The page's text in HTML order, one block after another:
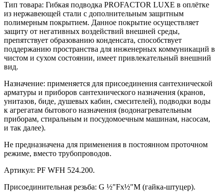
Тип товара: Гибкая подводка PROFACTOR LUXE в оплётке
из нержавеющей стали с дополнительным защитным
полимерным покрытием. Данное покрытие осуществляет
защиту от негативных воздействий внешней среды,
препятствует образованию конденсата, способствует
поддержанию пространства для инженерных коммуникаций в
чистом и сухом состоянии, имеет привлекательный внешний
вид.
Назначение: применяется для присоединения сантехнической
арматуры и приборов сантехнического назначения (кранов,
унитазов, биде, душевых кабин, смесителей), подводки воды
к агрегатам бытового назначения (водонагревательным
приборам, стиральным и посудомоечным машинам, насосам,
и так далее).
Не предназначена для применения в постоянном проточном
режиме, вместо трубопроводов.
Артикул: PF WFH 524.200.
Присоединительная резьба: G ½"Fx½"M (гайка-штуцер).